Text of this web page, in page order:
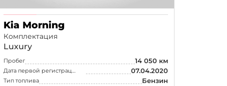
Kia Morning
Комплектация
Luxury
Пробег 14 050 км
Дата первой регистрации 07.04.2020
Тип топлива Бензин